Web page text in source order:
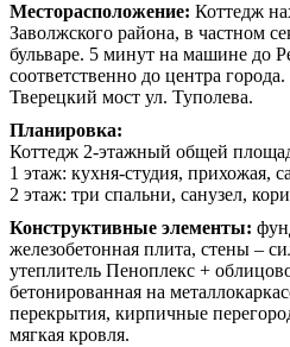
Месторасположение: Коттедж
Заволжского района, в частном
бульваре. 5 минут на машине до
соответственно до центра
Тверецкий мост ул. Туполева.
Планировка:
Коттедж 2-этажный общей
1 этаж: кухня-студия, прихожая,
2 этаж: три спальни, санузел,
Конструктивные элементы:
железобетонная плита, стены –
утеплитель Пеноплекс +
бетонированная на
перекрытия, кирпичные
мягкая кровля.